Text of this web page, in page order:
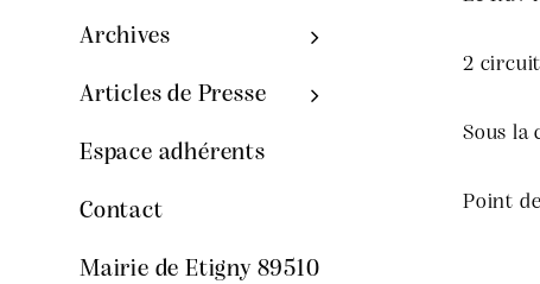
Archives
Articles de Presse
Espace adhérents
Contact
Mairie de Etigny 89510
2
Sous la
Point